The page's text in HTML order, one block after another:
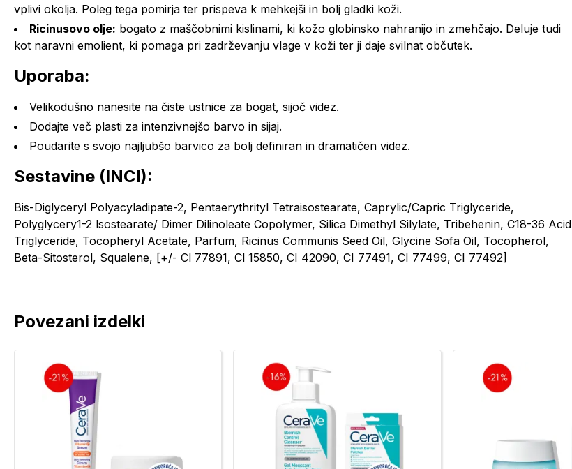
vplivi okolja. Poleg tega pomirja ter prispeva k mehkejši in bolj gladki koži.
Ricinusovo olje: bogato z maščobnimi kislinami, ki kožo globinsko nahranijo in zmehčajo. Deluje tudi
kot naravni emolient, ki pomaga pri zadrževanju vlage v koži ter ji daje svilnat občutek.
Uporaba:
Velikodušno nanesite na čiste ustnice za bogat, sijoč videz.
Dodajte več plasti za intenzivnejšo barvo in sijaj.
Poudarite s svojo najljubšo barvico za bolj definiran in dramatičen videz.
Sestavine (INCI):
Bis-Diglyceryl Polyacyladipate-2, Pentaerythrityl Tetraisostearate, Caprylic/Capric Triglyceride,
Polyglycery1-2 lsostearate/ Dimer Dilinoleate Copolymer, Silica Dimethyl Silylate, Tribehenin, C18-36 Acid
Triglyceride, Tocopheryl Acetate, Parfum, Ricinus Communis Seed Oil, Glycine Sofa Oil, Tocopherol,
Beta-Sitosterol, Squalene, [+/- Cl 77891, Cl 15850, CI 42090, CI 77491, CI 77499, CI 77492]
Povezani izdelki